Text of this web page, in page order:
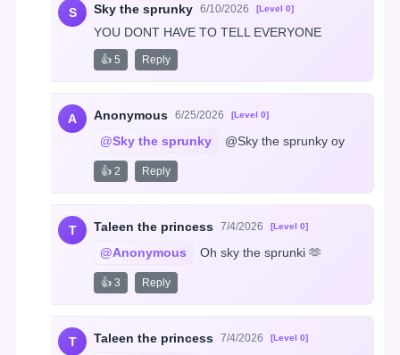
S Sky the sprunky 6/10/2026 [Level 0]
YOU DONT HAVE TO TELL EVERYONE
👍 5 Reply
A Anonymous 6/25/2026 [Level 0]
@Sky the sprunky @Sky the sprunky oy
👍 2 Reply
T Taleen the princess 7/4/2026 [Level 0]
@Anonymous Oh sky the sprunki 🫶
👍 3 Reply
T Taleen the princess 7/4/2026 [Level 0]